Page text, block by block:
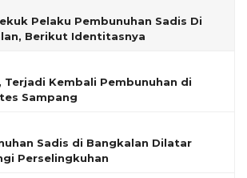
Pelaku Pembunuhan Sadis Di
Berikut Identitasnya
Terjadi Kembali Pembunuhan di
Sampang
Sadis di Bangkalan Dilatar
Perselingkuhan